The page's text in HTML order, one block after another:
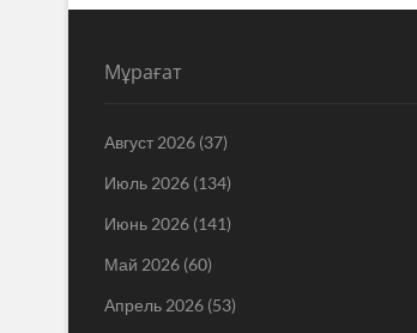
Мұрағат
Август 2026 (37)
Июль 2026 (134)
Июнь 2026 (141)
Май 2026 (60)
Апрель 2026 (53)